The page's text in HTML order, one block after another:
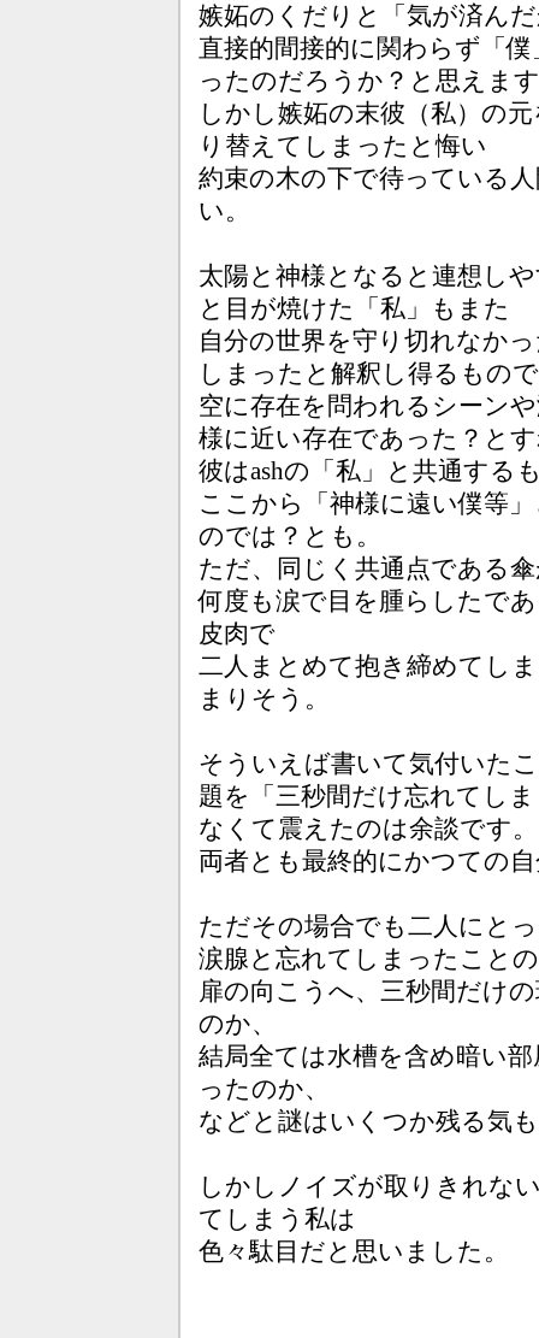
嫉妬のくだりと「気が済ん
直接的間接的に関わらず「
ったのだろうか？と思えま
しかし嫉妬の末彼（私）の
り替えてしまったと悔い
約束の木の下で待っている
い。
太陽と神様となると連想し
と目が焼けた「私」もまた
自分の世界を守り切れなか
しまったと解釈し得るもの
空に存在を問われるシーン
様に近い存在であった？と
彼はashの「私」と共通する
ここから「神様に遠い僕等
のでは？とも。
ただ、同じく共通点である
何度も涙で目を腫らしたで
皮肉で
二人まとめて抱き締めてし
まりそう。
そういえば書いて気付いた
題を「三秒間だけ忘れてし
なくて震えたのは余談です。
両者とも最終的にかつての
ただその場合でも二人にと
涙腺と忘れてしまったこと
扉の向こうへ、三秒間だけ
のか、
結局全ては水槽を含め暗い
ったのか、
などと謎はいくつか残る気
しかしノイズが取りきれな
てしまう私は
色々駄目だと思いました。